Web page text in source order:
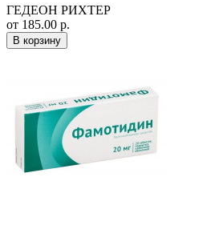
ГЕДЕОН РИХТЕР
от 185.00 р.
В корзину